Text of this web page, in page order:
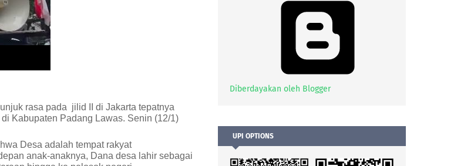
rasa pada jilid II di Jakarta tepatnya
Kabupaten Padang Lawas. Senin (12/1)
Desa adalah tempat rakyat
anak-anaknya, Dana desa lahir sebagai
Diberdayakan oleh Blogger
UPI OPTIONS